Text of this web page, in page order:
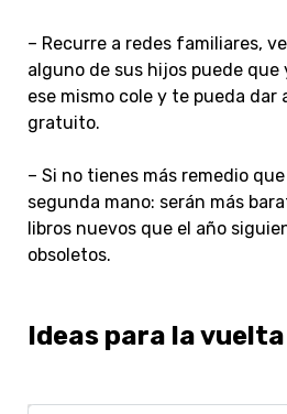
– Recurre a redes familiares,
alguno de sus hijos puede que
ese mismo cole y te pueda dar
gratuito.
– Si no tienes más remedio
segunda mano: serán más
libros nuevos que el año
obsoletos.
Ideas para la